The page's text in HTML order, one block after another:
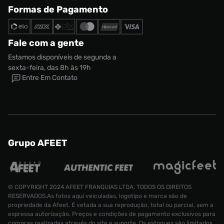
Formas de Pagamento
Fale com a gente
Estamos disponíveis de segunda a
sexta-feira, das 8h às 19h
Entre Em Contato
Grupo AFEET
© COPYRIGHT 2024 AFEET FRANQUIAS LTDA. TODOS OS DIREITOS
RESERVADOS.As fotos aqui veiculadas, logotipo e marca são de
propriedade da Afeet. É vetada a sua reprodução, total ou parcial, sem a
expressa autorização. Preços e condições de pagamento exclusivos para